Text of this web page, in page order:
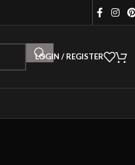
LOGIN / REGISTER